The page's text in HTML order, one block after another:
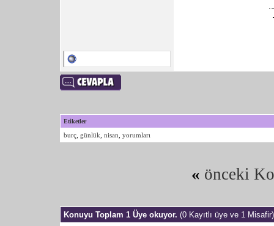
Etiketler
burç günlük nisan yorumları
« önceki
Konuyu Toplam 1 Üye okuyor. (0 Kayıtlı üye ve 1 Misafir)